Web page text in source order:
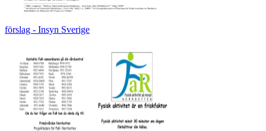
förslag - Insyn Sverige